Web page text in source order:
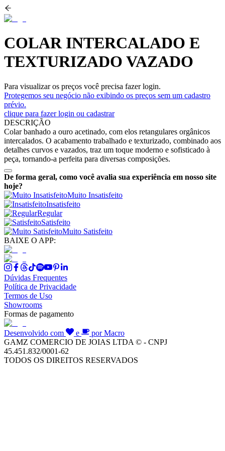
COLAR INTERCALADO E
TEXTURIZADO VAZADO
Para visualizar os preços você precisa fazer login.
Protegemos seu negócio não exibindo os preços sem um cadastro
prévio.
clique para fazer login ou cadastrar
DESCRIÇÃO
Colar banhado a ouro acetinado, com elos retangulares orgânicos
intercalados. O acabamento trabalhado e texturizado, combinado aos
detalhes curvos e vazados, traz um toque moderno e sofisticado à
peça, tornando-a perfeita para diversas composições.
De forma geral, como você avalia sua experiência em nosso site
hoje?
Muito Insatisfeito
Insatisfeito
Regular
Satisfeito
Muito Satisfeito
BAIXE O APP:
Dúvidas Frequentes
Política de Privacidade
Termos de Uso
Showrooms
Formas de pagamento
Desenvolvido com e
por Macro
GAMZ COMERCIO DE JOIAS LTDA © - CNPJ
45.451.832/0001-62
TODOS OS DIREITOS RESERVADOS